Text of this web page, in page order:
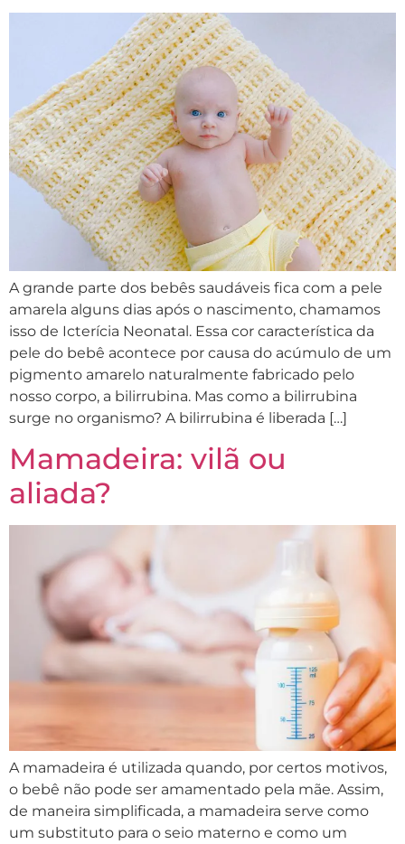
A grande parte dos bebês saudáveis fica com a pele
amarela alguns dias após o nascimento, chamamos
isso de Icterícia Neonatal. Essa cor característica da
pele do bebê acontece por causa do acúmulo de um
pigmento amarelo naturalmente fabricado pelo
nosso corpo, a bilirrubina. Mas como a bilirrubina
surge no organismo? A bilirrubina é liberada […]
Mamadeira: vilã ou
aliada?
A mamadeira é utilizada quando, por certos motivos,
o bebê não pode ser amamentado pela mãe. Assim,
de maneira simplificada, a mamadeira serve como
um substituto para o seio materno e como um